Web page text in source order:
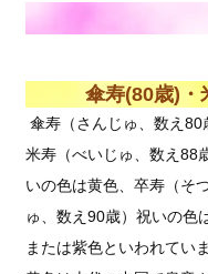
傘寿(80歳)・
傘寿（さんじゅ、数え80
米寿（べいじゅ、数え88
いの色は黄色、卒寿（そ
ゅ、数え90歳）祝いの色
または紫色といわれていま